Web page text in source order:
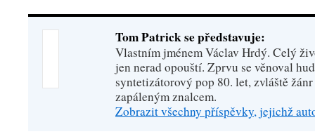
Tom Patrick se představuje:
Vlastním jménem Václav Hrdý. Celý
jen nerad opouští. Zprvu se věnoval
syntetizátorový pop 80. let, zvláště
zapáleným znalcem.
Zobrazit všechny příspěvky, jejichž